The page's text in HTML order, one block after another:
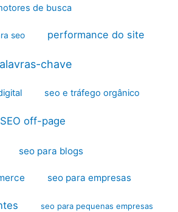
de busca
seo performance do site
chave
seo e tráfego orgânico
SEO off-page
seo para blogs
seo para empresas
seo para pequenas empresas